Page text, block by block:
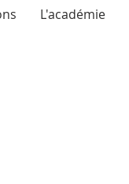
L'académie